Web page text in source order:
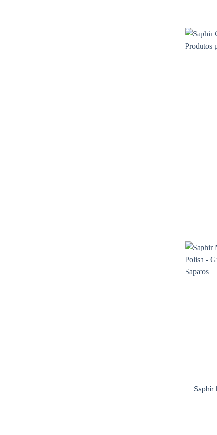
Saphir